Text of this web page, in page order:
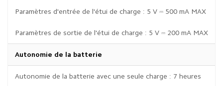
Paramètres d'entrée de l'étui de charge : 5 V ⎓ 500 mA MAX
Paramètres de sortie de l'étui de charge : 5 V ⎓ 200 mA MAX
Autonomie de la batterie
Autonomie de la batterie avec une seule charge : 7 heures